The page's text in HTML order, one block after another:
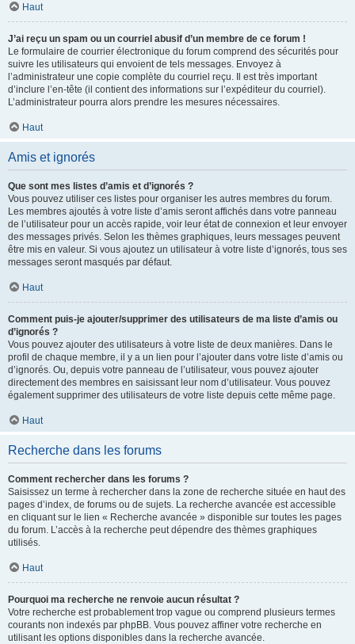
Haut
J’ai reçu un spam ou un courriel abusif d’un membre de ce forum !
Le formulaire de courrier électronique du forum comprend des sécurités pour
suivre les utilisateurs qui envoient de tels messages. Envoyez à
l’administrateur une copie complète du courriel reçu. Il est très important
d’inclure l’en-tête (il contient des informations sur l’expéditeur du courriel).
L’administrateur pourra alors prendre les mesures nécessaires.
Haut
Amis et ignorés
Que sont mes listes d’amis et d’ignorés ?
Vous pouvez utiliser ces listes pour organiser les autres membres du forum.
Les membres ajoutés à votre liste d’amis seront affichés dans votre panneau
de l’utilisateur pour un accès rapide, voir leur état de connexion et leur envoyer
des messages privés. Selon les thèmes graphiques, leurs messages peuvent
être mis en valeur. Si vous ajoutez un utilisateur à votre liste d’ignorés, tous ses
messages seront masqués par défaut.
Haut
Comment puis-je ajouter/supprimer des utilisateurs de ma liste d’amis ou
d’ignorés ?
Vous pouvez ajouter des utilisateurs à votre liste de deux manières. Dans le
profil de chaque membre, il y a un lien pour l’ajouter dans votre liste d’amis ou
d’ignorés. Ou, depuis votre panneau de l’utilisateur, vous pouvez ajouter
directement des membres en saisissant leur nom d’utilisateur. Vous pouvez
également supprimer des utilisateurs de votre liste depuis cette même page.
Haut
Recherche dans les forums
Comment rechercher dans les forums ?
Saisissez un terme à rechercher dans la zone de recherche située en haut des
pages d’index, de forums ou de sujets. La recherche avancée est accessible
en cliquant sur le lien « Recherche avancée » disponible sur toutes les pages
du forum. L’accès à la recherche peut dépendre des thèmes graphiques
utilisés.
Haut
Pourquoi ma recherche ne renvoie aucun résultat ?
Votre recherche est probablement trop vague ou comprend plusieurs termes
courants non indexés par phpBB. Vous pouvez affiner votre recherche en
utilisant les options disponibles dans la recherche avancée.